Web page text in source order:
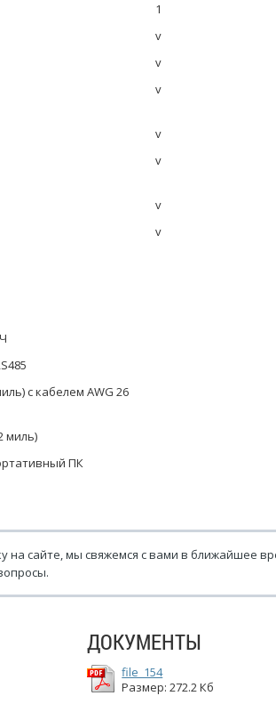
1
v
v
v
v
v
v
v
с кабелем AWG 26
миль)
ПК
на сайте, мы свяжемся с вами в ближайшее
ДОКУМЕНТЫ
file_154
Размер: 272.2 Кб